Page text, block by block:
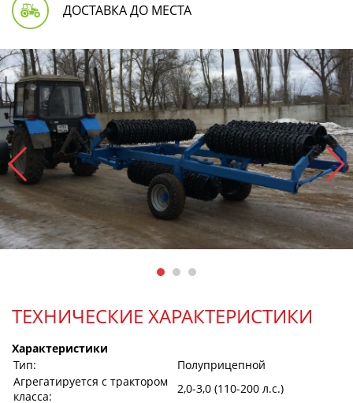
ДОСТАВКА ДО МЕСТА
ТЕХНИЧЕСКИЕ ХАРАКТЕРИСТИКИ
Характеристики
Тип:
Полуприцепной
Агрегатируется с трактором
класса:
2,0-3,0 (110-200 л.с.)